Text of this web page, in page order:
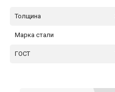
Толщина
Марка стали
ГОСТ